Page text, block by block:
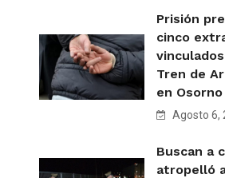
Prisión
cinco
Tren de
en Osorno
Agosto 6,
Buscan a
atropelló